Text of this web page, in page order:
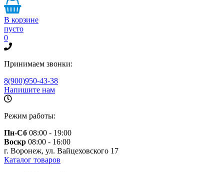
В корзине
пусто
0
Принимаем звонки:
8(900)950-43-38
Напишите нам
Режим работы:
Пн-Сб 08:00 - 19:00
Воскр 08:00 - 16:00
г. Воронеж, ул. Вайцеховского 17
Каталог товаров